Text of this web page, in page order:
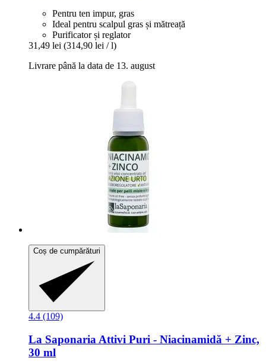
Pentru ten impur, gras
Ideal pentru scalpul gras și mătreață
Purificator și reglator
31,49 lei (314,90 lei / l)
Livrare până la data de 13. august
Coș de cumpărături
4.4 (109)
La Saponaria Attivi Puri -​ Niacinamidă + Zinc,
30 ml